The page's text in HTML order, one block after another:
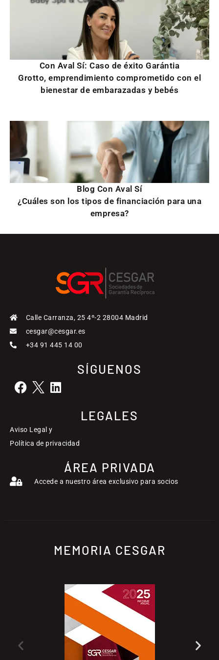
Con Aval Sí: Caso de éxito Garántia
Grotto, emprendimiento comprometido con el
bienestar de embarazadas y bebés
Blog Con Aval Sí
¿Cuáles son los tipos de financiación para una
empresa?
Calle Carranza, 25 4º-2 28004 Madrid
cesgar@cesgar.es
+34 91 445 14 00
SÍGUENOS
LEGALES
Aviso Legal y
Política de privacidad
ÁREA PRIVADA
Accede a nuestro área exclusivo para socios
MEMORIA CESGAR